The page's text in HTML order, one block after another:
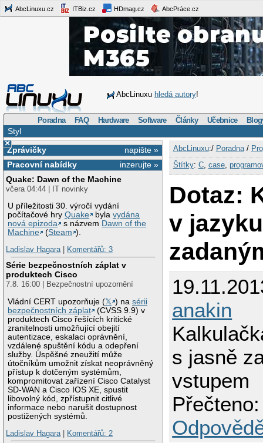
AbcLinuxu.cz ITBiz.cz HDmag.cz AbcPráce.cz
AbcLinuxu hledá autory!
Poradna FAQ Hardware Software Články Učebnice
Styl
×
napište »
Zprávičky
inzerujte »
Pracovní nabídky
Quake: Dawn of the Machine
včera 04:44 | IT novinky
U příležitosti 30. výročí vydání
počítačové hryQuake bylavydána
nová epizoda
s názvem Dawn of the
Machine
(Steam ).
Ladislav Hagara| Komentářů: 3
Série bezpečnostních záplat v
produktech Cisco
7.8. 16:00 | Bezpečnostní upozornění
Vládní CERT upozorňuje (𝕏 ) nasérii
bezpečnostních záplat
(CVSS 9.9) v
produktech Cisco řešících kritické
zranitelnosti umožňující obejití
autentizace, eskalaci oprávnění,
vzdálené spuštění kódu a odepření
služby. Úspěšné zneužití může
útočníkům umožnit získat neoprávněný
přístup k dotčeným systémům,
kompromitovat zařízení Cisco Catalyst
SD-WAN a Cisco IOS XE, spustit
libovolný kód, zpřístupnit citlivé
informace nebo narušit dostupnost
postižených systémů.
Ladislav Hagara| Komentářů: 2
AbcLinuxu:/ Poradna/
Štítky: C, case,
Dotaz:
v
anakin
s jasně
vstupem